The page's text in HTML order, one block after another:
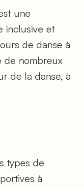
une
inclusive et
de danse à
de nombreux
de la danse, à
types de
à